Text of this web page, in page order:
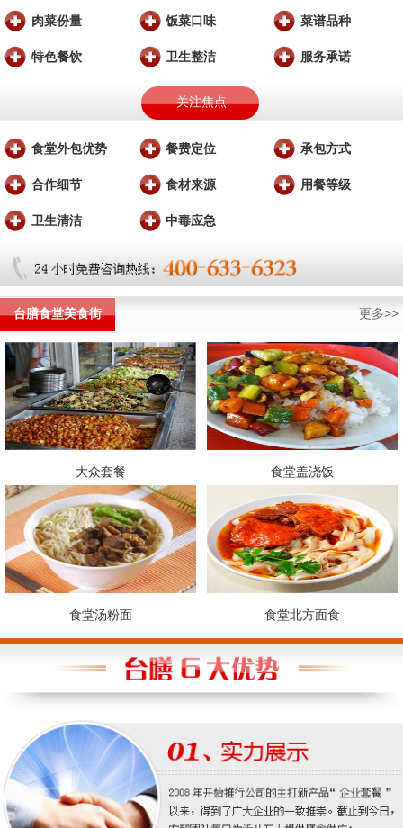
肉菜份量 饭菜口味 菜谱品种
特色餐饮 卫生整洁 服务承诺
关注焦点
食堂外包优势 餐费定位 承包方式
合作细节 食材来源 用餐等级
卫生清洁 中毒应急
台膳食堂美食街 更多>>
大众套餐 食堂盖浇饭
食堂汤粉面 食堂北方面食